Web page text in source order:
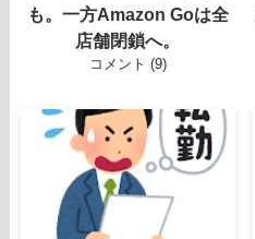
も。一方Amazon Goは全
店舗閉鎖へ。
コメント (9)